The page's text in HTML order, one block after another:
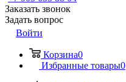
Заказать звонок
Задать вопрос
Войти
Корзина0
Избранные товары0